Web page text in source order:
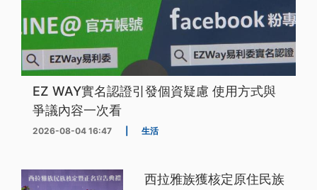
EZ WAY實名認證引發個資疑慮 使用方式與
爭議內容一次看
2026-08-04 16:47 生活
西拉雅族獲核定原住民族